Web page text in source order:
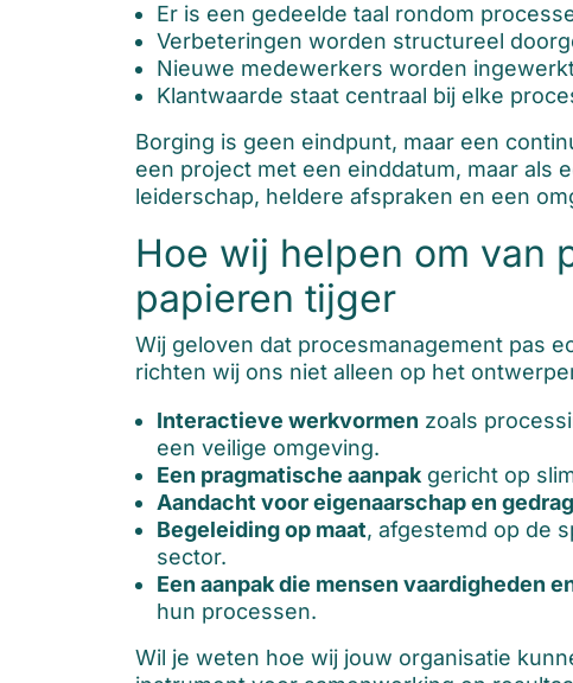
Er is een gedeelde taal rondom
Verbeteringen worden structureel
Nieuwe medewerkers worden
Klantwaarde staat centraal bij elke
Borging is geen eindpunt, maar een
een project met een einddatum, maar als
leiderschap, heldere afspraken en een
Hoe wij helpen om van
papieren tijger
Wij geloven dat procesmanagement pas
richten wij ons niet alleen op het
Interactieve werkvormen zoals
een veilige omgeving.
Een pragmatische aanpak gericht op
Aandacht voor eigenaarschap en gedrag
Begeleiding op maat, afgestemd op de
sector.
Een aanpak die mensen vaardigheden
hun processen.
Wil je weten hoe wij jouw organisatie